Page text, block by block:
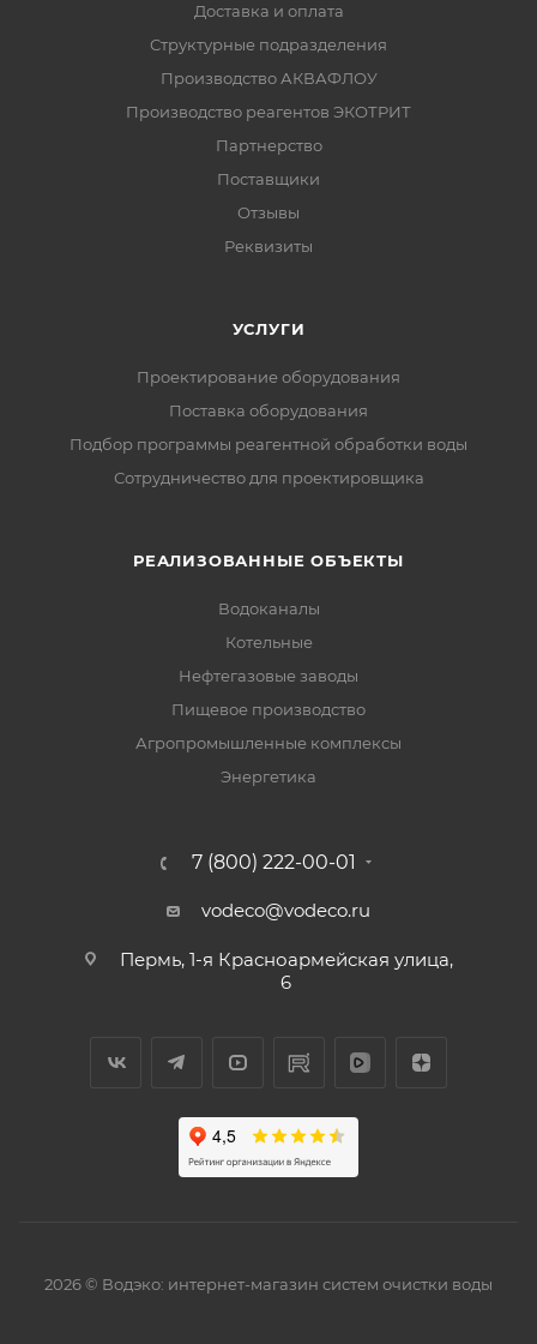
Доставка и оплата
Структурные подразделения
Производство АКВАФЛОУ
Производство реагентов ЭКОТРИТ
Партнерство
Поставщики
Отзывы
Реквизиты
УСЛУГИ
Проектирование оборудования
Поставка оборудования
Подбор программы реагентной обработки воды
Сотрудничество для проектировщика
РЕАЛИЗОВАННЫЕ ОБЪЕКТЫ
Водоканалы
Котельные
Нефтегазовые заводы
Пищевое производство
Агропромышленные комплексы
Энергетика
7 (800) 222-00-01
vodeco@vodeco.ru
Пермь, 1-я Красноармейская улица,
6
2026 © Водэко: интернет-магазин систем очистки воды